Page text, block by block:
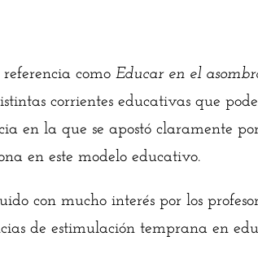
comoEducar en el
corrientes educativas que
en la que se apostó claramente
en este modelo educativo.
con mucho interés por los
de estimulación temprana en